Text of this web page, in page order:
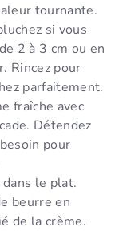
tournante.
si vous
2 à 3 cm ou en
Rincez pour
parfaitement.
fraîche avec
Détendez
pour
le plat.
beurre en
de la crème.